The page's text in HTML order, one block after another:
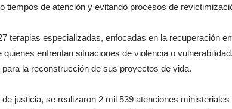
tiempos de atención y evitando procesos de
terapias especializadas, enfocadas en la recuperación
quienes enfrentan situaciones de violencia o
la reconstrucción de sus proyectos de vida.
justicia, se realizaron 2 mil 539 atenciones